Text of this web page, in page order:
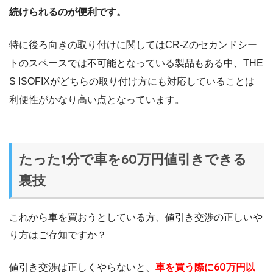
続けられるのが便利です。
特に後ろ向きの取り付けに関してはCR-Zのセカンドシー
トのスペースでは不可能となっている製品もある中、THE
S ISOFIXがどちらの取り付け方にも対応していることは
利便性がかなり高い点となっています。
たった1分で車を60万円値引きできる
裏技
これから車を買おうとしている方、値引き交渉の正しいや
り方はご存知ですか？
値引き交渉は正しくやらないと、 車を買う際に60万円以